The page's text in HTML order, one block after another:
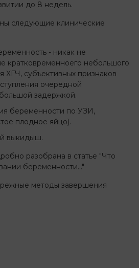
до 8 недель.
следующие клинические
- никак не
кратковременноего небольшого
ХГЧ, субъективных признаков
очередной
задержкой.
беременности по УЗИ,
плодное яйцо).
выкидыш.
разобрана в статье "Что
беременности..."
методы завершения